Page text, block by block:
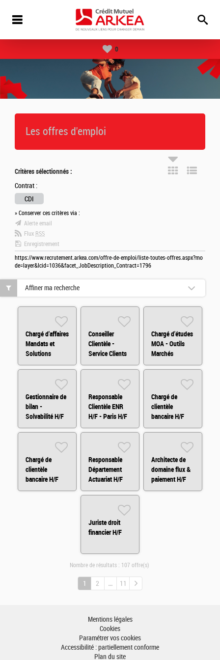
0
Les offres d'emploi
Critères sélectionnés :
Contrat :
CDI
» Conserver ces critères via :
Alerte email
Flux RSS
Enregistrement
https://www.recrutement.arkea.com/offre-de-emploi/liste-toutes-offres.aspx?mo
de=layer&lcid=1036&facet_JobDescription_Contract=1796
Chargé d'affaires
Mandats et
Solutions
d'Investissements
Conseiller
Clientèle -
Service Clients
H/F/X
Chargé d'études
MOA - Outils
Marchés
Financiers
Gestionnaire de
bilan -
Solvabilité H/F
Responsable
Clientèle ENR
H/F - Paris H/F
Chargé de
clientèle
bancaire H/F
Chargé de
clientèle
bancaire H/F
Responsable
Département
Actuariat H/F
Architecte de
domaine flux &
paiement H/F
Juriste droit
financier H/F
Affiner ma recherche
Nombre de résultats : 107 offre(s)
1 2 11
Mentions légales
Cookies
Paramétrer vos cookies
Accessibilité : partiellement conforme
Plan du site